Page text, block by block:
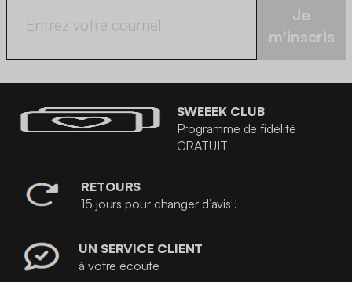
Je
m'inscris
SWEEEK CLUB
Programme de fidélité
GRATUIT
RETOURS
15 jours pour changer d’avis !
UN SERVICE CLIENT
à votre écoute